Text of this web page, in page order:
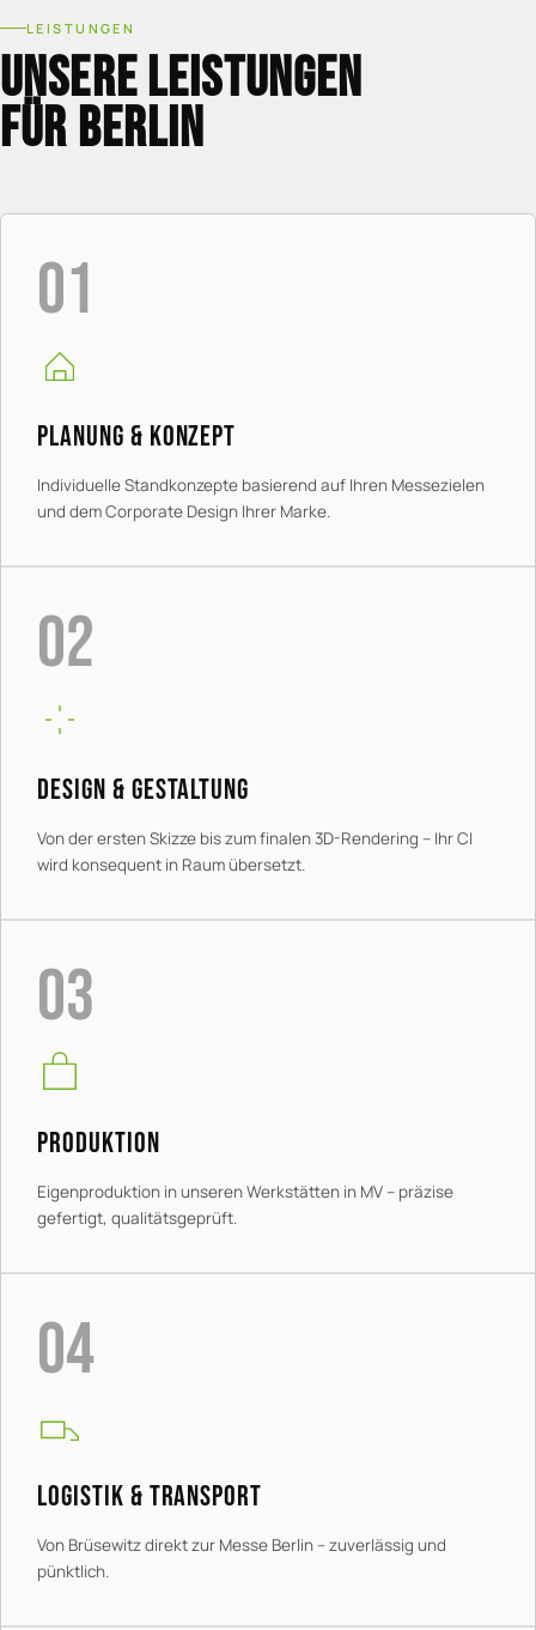
LEISTUNGEN
UNSERE LEISTUNGEN
FÜR BERLIN
01
PLANUNG & KONZEPT
Individuelle Standkonzepte basierend auf Ihren Messezielen
und dem Corporate Design Ihrer Marke.
02
DESIGN & GESTALTUNG
Von der ersten Skizze bis zum finalen 3D-Rendering – Ihr CI
wird konsequent in Raum übersetzt.
03
PRODUKTION
Eigenproduktion in unseren Werkstätten in MV – präzise
gefertigt, qualitätsgeprüft.
04
LOGISTIK & TRANSPORT
Von Brüsewitz direkt zur Messe Berlin – zuverlässig und
pünktlich.